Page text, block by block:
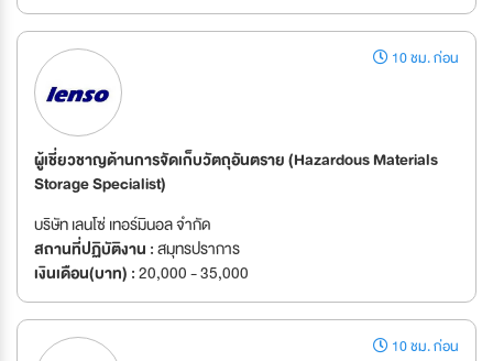
10 ชม. ก่อน
ผู้เชี่ยวชาญด้านการจัดเก็บวัตถุอันตราย (Hazardous Materials
Storage Specialist)
บริษัท เลนโซ่ เทอร์มินอล จำกัด
สถานที่ปฏิบัติงาน :สมุทรปราการ
เงินเดือน(บาท) :20,000 - 35,000
10 ชม. ก่อน